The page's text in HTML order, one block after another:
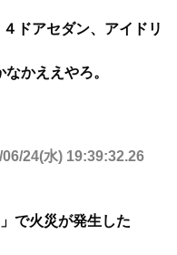
ドアセダン、アイドリ
かええやろ。
24(水) 19:39:32.26
で火災が発生した